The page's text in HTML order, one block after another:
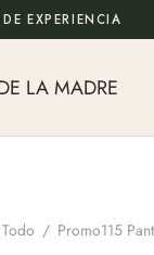
LA MADRE
/ Promo115
EXPERIENCIA